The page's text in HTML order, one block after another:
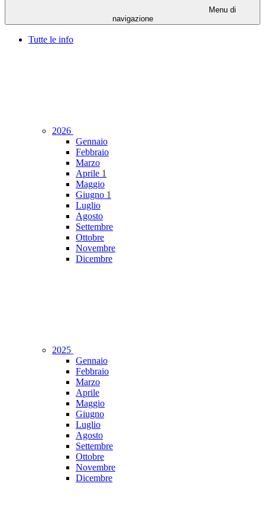
Menu di
navigazione
Tutte le info
2026
Gennaio
Febbraio
Marzo
Aprile 1
Maggio
Giugno 1
Luglio
Agosto
Settembre
Ottobre
Novembre
Dicembre
2025
Gennaio
Febbraio
Marzo
Aprile
Maggio
Giugno
Luglio
Agosto
Settembre
Ottobre
Novembre
Dicembre